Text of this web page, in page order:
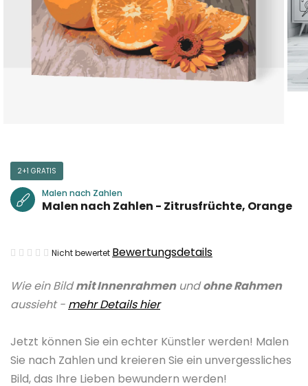
Wie ein Bildmit Innenrahmenundohne Rahmen
aussieht - mehr Details hier
Jetzt können Sie ein echter Künstler werden! Malen
Sie nach Zahlen und kreieren Sie ein unvergessliches
Bild, das Ihre Lieben bewundern werden!
2+1 GRATIS
Malen nach Zahlen
Malen nach Zahlen - Zitrusfrüchte, Orange
Die
Produktbewertung
ist
von
5
Sternen.
Nicht bewertet Bewertungsdetails